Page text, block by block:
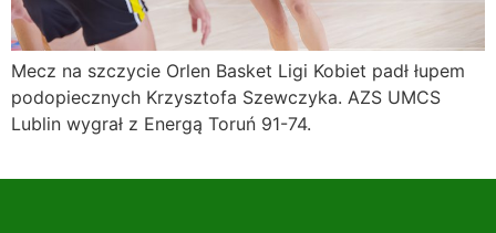
Mecz na szczycie Orlen Basket Ligi Kobiet padł łupem
podopiecznych Krzysztofa Szewczyka. AZS UMCS
Lublin wygrał z Energą Toruń 91-74.